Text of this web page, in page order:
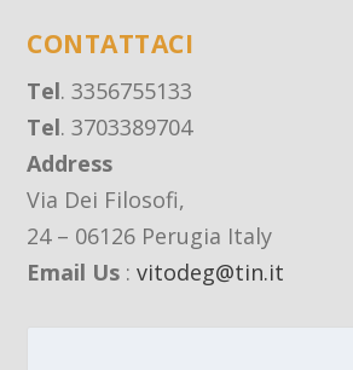
CONTATTACI
Tel. 3356755133
Tel. 3703389704
Address
Via Dei Filosofi,
24 – 06126 Perugia Italy
Email Us :vitodeg@tin.it